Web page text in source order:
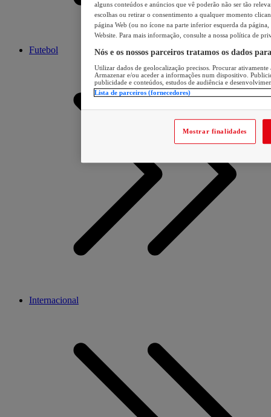
Futebol
Internacional
alguns conteúdos e anúncios que vê poderão não ser tão
escolhas ou retirar o consentimento a qualquer momento
página Web (ou no ícone na parte inferior esquerda da página,
Website. Para mais informação, consulte a nossa política de
Nós e os nossos parceiros tratamos os dados
Utilizar dados de geolocalização precisos. Procurar
Armazenar e/ou aceder a informações num dispositivo.
publicidade e conteúdos, estudos de audiência e
Lista de parceiros (fornecedores)
Mostrar finalidades